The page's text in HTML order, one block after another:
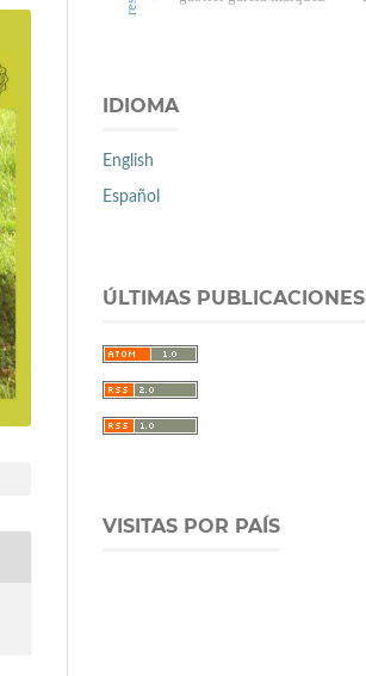
IDIOMA
English
Español
ÚLTIMAS PUBLICACIONES
VISITAS POR PAÍS